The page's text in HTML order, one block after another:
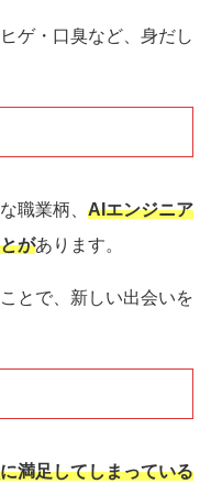
ゲ・口臭など、身だし
職業柄、 AIエンジニア
があります。
とで、新しい出会いを
満足してしまっている